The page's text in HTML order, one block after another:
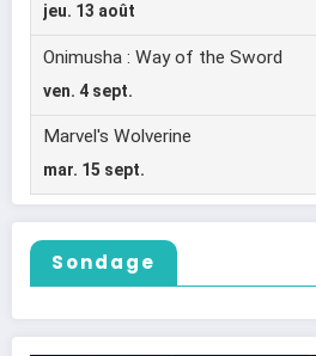
Sondage